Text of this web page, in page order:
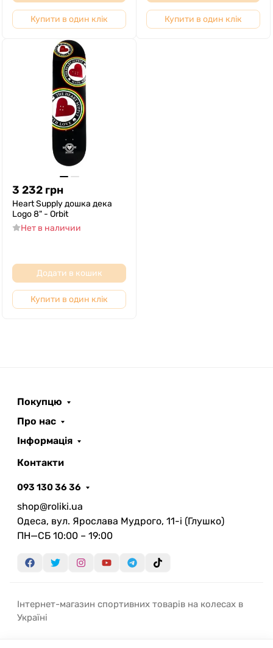
Купити в один клік Купити в один клік
3 232 грн
Heart Supply дошка дека
Logo 8" - Orbit
Нет в наличии
Додати в кошик
Купити в один клік
Покупцю
Про нас
Інформація
Контакти
093 130 36 36
shop@roliki.ua
Одеса, вул. Ярослава Мудрого, 11-i (Глушко)
ПН—СБ 10:00 – 19:00
Інтернет-магазин спортивних товарів на колесах в
Україні